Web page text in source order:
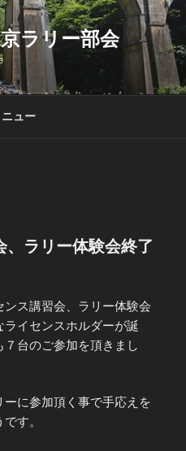
ラリー部会
ニュー
、ラリー体験会終了
ス講習会、ラリー体験会
イセンスホルダーが誕
台のご参加を頂きまし
に参加頂く事で手応えを
す。